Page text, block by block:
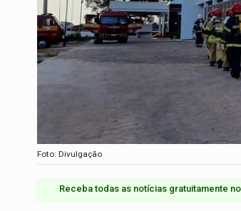
Foto: Divulgação
Receba todas as notícias gratuitamente